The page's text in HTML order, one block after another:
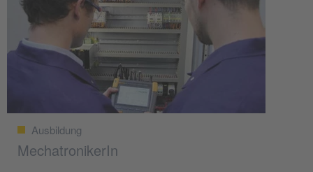
Ausbildung
MechatronikerIn